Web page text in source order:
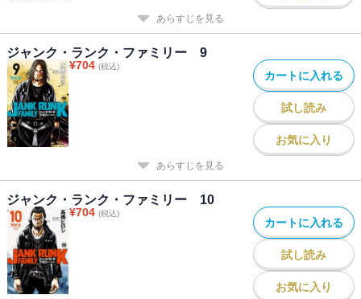
あらすじを見る
ジャンク・ランク・ファミリー 9
¥704 (税込)
カートに入れる
試し読み
お気に入り
あらすじを見る
ジャンク・ランク・ファミリー 10
¥704 (税込)
カートに入れる
試し読み
お気に入り